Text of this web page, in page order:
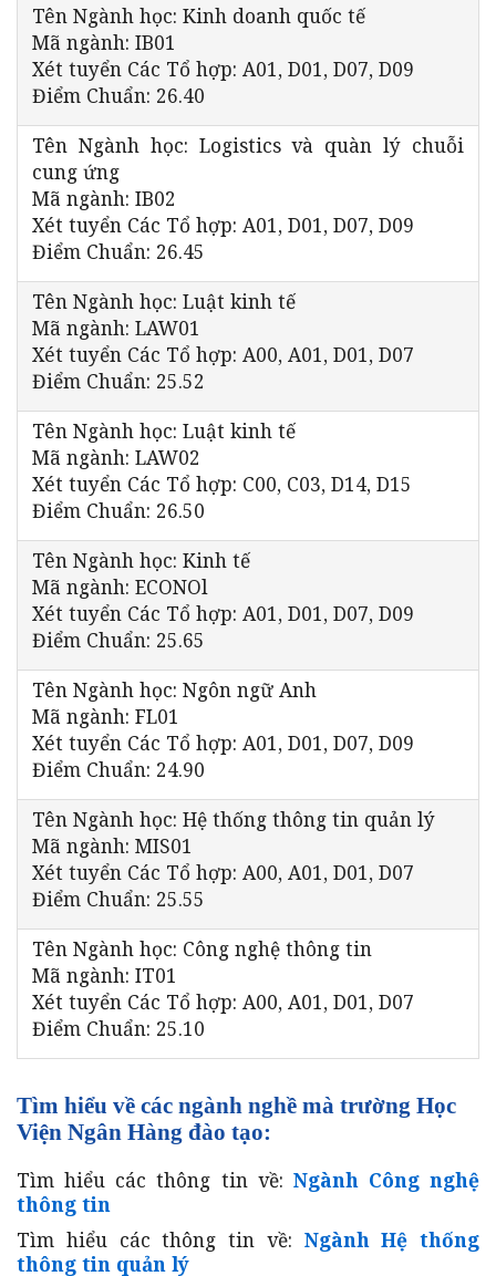
Tên Ngành học: Kinh doanh quốc tế
Mã ngành: IB01
Xét tuyển Các Tổ hợp: A01, D01, D07, D09
Điểm Chuẩn: 26.40
Tên Ngành học: Logistics và quàn lý chuỗi
cung ứng
Mã ngành: IB02
Xét tuyển Các Tổ hợp: A01, D01, D07, D09
Điểm Chuẩn: 26.45
Tên Ngành học: Luật kinh tế
Mã ngành: LAW01
Xét tuyển Các Tổ hợp: A00, A01, D01, D07
Điểm Chuẩn: 25.52
Tên Ngành học: Luật kinh tế
Mã ngành: LAW02
Xét tuyển Các Tổ hợp: C00, C03, D14, D15
Điểm Chuẩn: 26.50
Tên Ngành học: Kinh tế
Mã ngành: ECONOl
Xét tuyển Các Tổ hợp: A01, D01, D07, D09
Điểm Chuẩn: 25.65
Tên Ngành học: Ngôn ngữ Anh
Mã ngành: FL01
Xét tuyển Các Tổ hợp: A01, D01, D07, D09
Điểm Chuẩn: 24.90
Tên Ngành học: Hệ thống thông tin quản lý
Mã ngành: MIS01
Xét tuyển Các Tổ hợp: A00, A01, D01, D07
Điểm Chuẩn: 25.55
Tên Ngành học: Công nghệ thông tin
Mã ngành: IT01
Xét tuyển Các Tổ hợp: A00, A01, D01, D07
Điểm Chuẩn: 25.10
Tìm hiểu về các ngành nghề mà trường Học
Viện Ngân Hàng đào tạo:
Tìm hiểu các thông tin về: Ngành Công nghệ
thông tin
Tìm hiểu các thông tin về: Ngành Hệ thống
thông tin quản lý